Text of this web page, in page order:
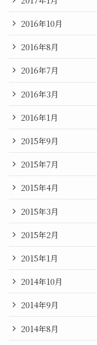
2016年10月
2016年8月
2016年7月
2016年3月
2016年1月
2015年9月
2015年7月
2015年4月
2015年3月
2015年2月
2015年1月
2014年10月
2014年9月
2014年8月